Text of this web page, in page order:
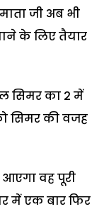
जी अब भी
के लिए तैयार
सिमर का 2 में
सिमर की वजह
वह पूरी
में एक बार फिर